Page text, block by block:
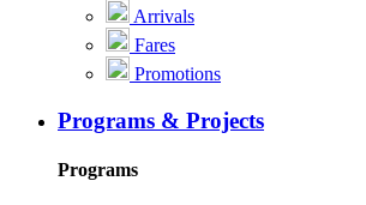
Arrivals
Fares
Promotions
Programs & Projects
Programs